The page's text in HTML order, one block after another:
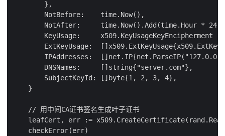
        },
        NotBefore:    time.Now(),
NotAfter:     time.Now().Add(time.Hour * 24
KeyUsage:     x509.KeyUsageKeyEncipherment
ExtKeyUsage:
IPAddresses:
        DNSNames:     []string{"server.com"},
        SubjectKeyId: []byte{1, 2, 3, 4},
    }
    // 用中间CA证书签名生成叶子证书
leafCert, err :=
    checkError(err)